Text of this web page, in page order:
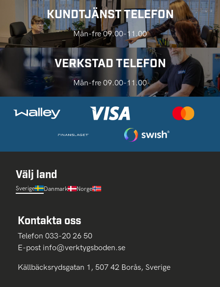
KUNDTJÄNST TELEFON
Mån-fre 09.00-11.00
VERKSTAD TELEFON
Mån-fre 09.00-11.00
Välj land
Sverige Danmark Norge
Kontakta oss
Telefon 033-20 26 50
E-post info@verktygsboden.se
Källbäcksrydsgatan 1, 507 42 Borås, Sverige